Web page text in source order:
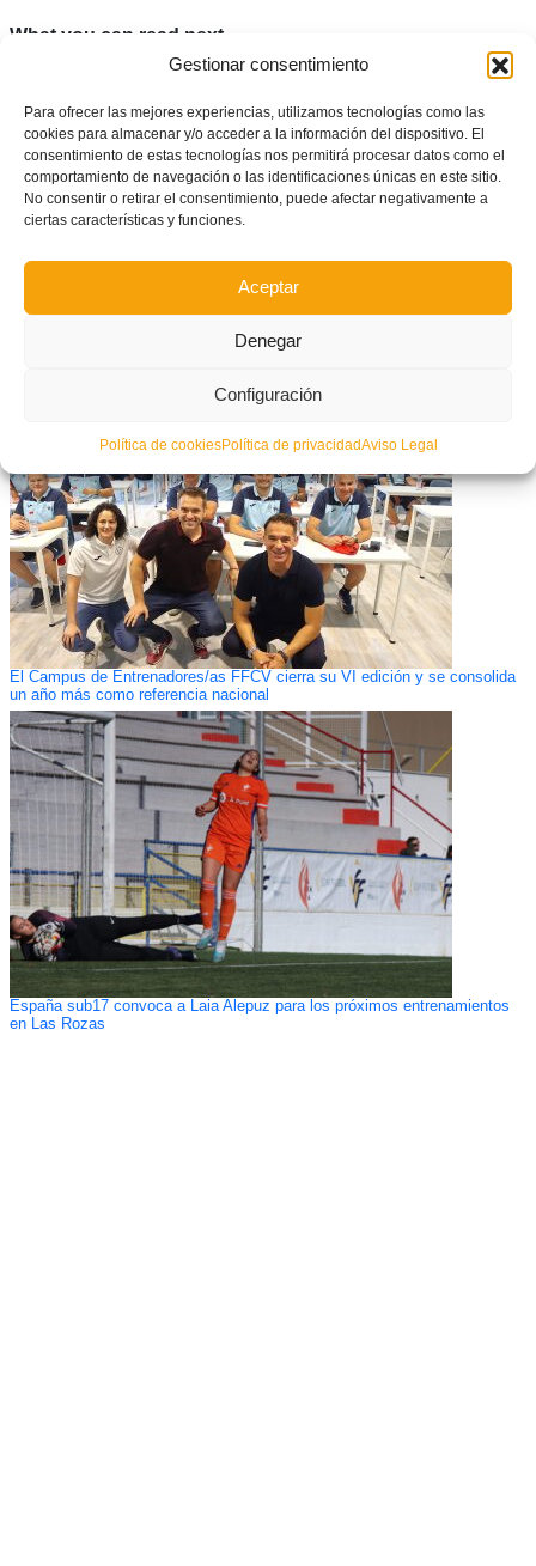
Gestionar consentimiento
Para ofrecer las mejores experiencias, utilizamos tecnologías como las
cookies para almacenar y/o acceder a la información del dispositivo. El
consentimiento de estas tecnologías nos permitirá procesar datos como el
comportamiento de navegación o las identificaciones únicas en este sitio.
No consentir o retirar el consentimiento, puede afectar negativamente a
ciertas características y funciones.
Aceptar
Denegar
Configuración
Política de cookiesPolítica de privacidadAviso Legal
What you can read next
El Campus de Entrenadores/as FFCV cierra su VI edición y se consolida
un año más como referencia nacional
España sub17 convoca a Laia Alepuz para los próximos entrenamientos
en Las Rozas